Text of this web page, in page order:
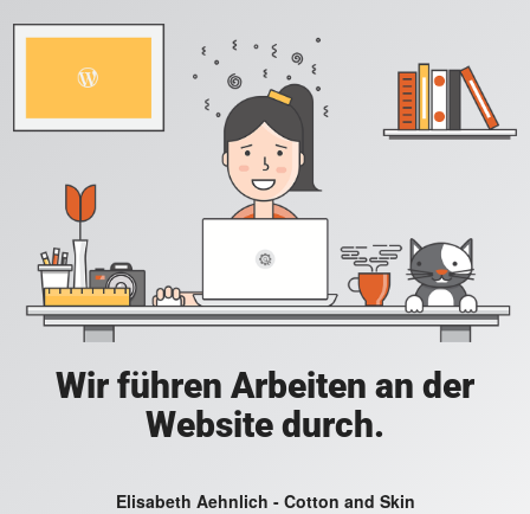
Wir führen Arbeiten an der
Website durch.
Elisabeth Aehnlich - Cotton and Skin